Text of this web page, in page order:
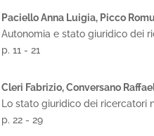
Paciello Anna Luigia, Picco
Autonomia e stato giuridico dei
p. 11 - 21
Cleri Fabrizio, Conversano
Lo stato giuridico dei ricercatori
p. 22 - 29